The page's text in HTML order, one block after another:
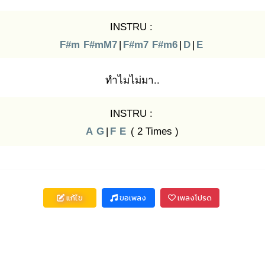
INSTRU :
F#m F#mM7 | F#m7 F#m6 | D | E
ทำไมไม่มา..
INSTRU :
A G | F E ( 2 Times )
แก้ไข ขอเพลง เพลงโปรด